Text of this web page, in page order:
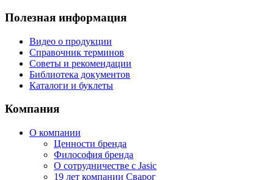
Полезная информация
Видео о продукции
Справочник терминов
Советы и рекомендации
Библиотека документов
Каталоги и буклеты
Компания
О компании
Ценности бренда
Философия бренда
О сотрудничестве с Jasic
19 лет компании Сварог